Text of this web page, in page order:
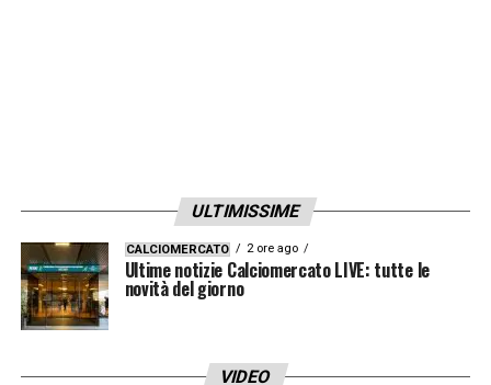
Si è giocato anche in Premier League
una delle due sfide in programma nella
giornata di mercoledì rinviata a causa
regolarità del torneo inglese.Posticipato il
ULTIMISSIME
CALCIOMERCATO 2 ore ago
Ultime notizie Calciomercato LIVE: tutte le
novità del giorno
VIDEO